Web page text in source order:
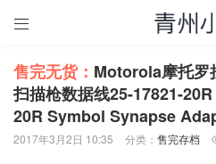

售完无货： Motorola摩托罗
扫描枪数据线25-17821-
20R Symbol Synapse
2017年3月2日 10:35 分类： 售完存档